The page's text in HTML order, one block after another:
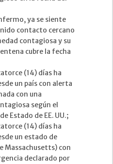
ya se siente
contacto cercano
contagiosa y su
cubre la fecha
(14) días ha
un país con alerta
con una
según el
Estado de EE. UU.;
(14) días ha
un estado de
Massachusetts) con
declarado por